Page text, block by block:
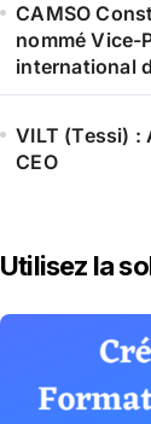
CAMSO
nommé Vice-
international
VILT (Tessi) :
CEO
Utilisez la